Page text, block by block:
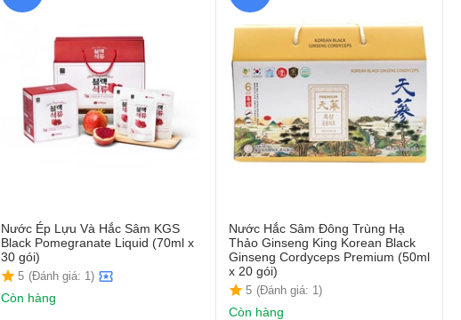
Nước Ép Lựu Và Hắc Sâm KGS
Black Pomegranate Liquid (70ml x
30 gói)
5 (Đánh giá: 1)
Còn hàng
Nước Hắc Sâm Đông Trùng Hạ
Thảo Ginseng King Korean Black
Ginseng Cordyceps Premium (50ml
x 20 gói)
5 (Đánh giá: 1)
Còn hàng